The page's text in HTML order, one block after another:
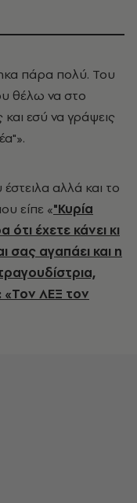
πάρα πολύ. Του
θέλω να στο
εσύ να γράψεις
αλλά και το
είπε «"Κυρία
έχετε κάνει κι
αγαπάει και η
«Τον ΛΕΞ τον